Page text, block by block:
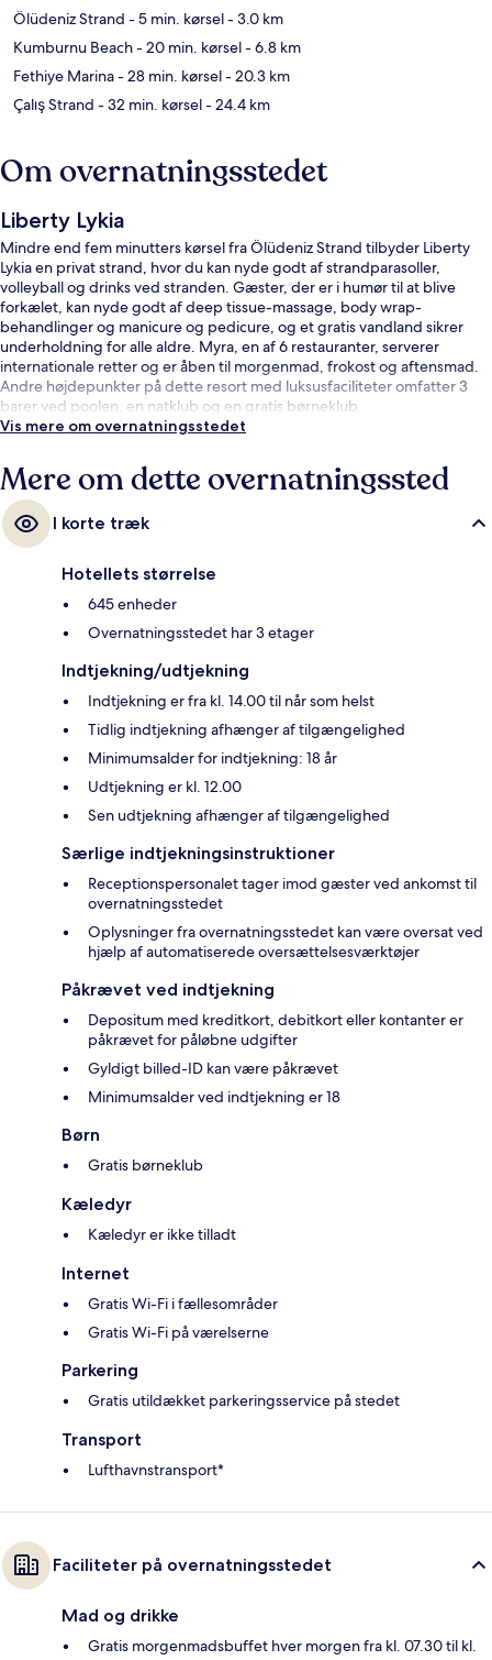
Ölüdeniz Strand - 5 min. kørsel- 3.0 km
Kumburnu Beach- 20 min. kørsel- 6.8 km
Fethiye Marina- 28 min. kørsel- 20.3 km
Çalış Strand - 32 min. kørsel- 24.4 km
Om overnatningsstedet
Liberty Lykia
Mindre end fem minutters kørsel fra Ölüdeniz Strand tilbyder Liberty
Lykia en privat strand, hvor du kan nyde godt af strandparasoller,
volleyball og drinks ved stranden. Gæster, der er i humør til at blive
forkælet, kan nyde godt af deep tissue-massage, body wrap-
behandlinger og manicure og pedicure, og et gratis vandland sikrer
underholdning for alle aldre. Myra, en af 6 restauranter, serverer
internationale retter og er åben til morgenmad, frokost og aftensmad.
Andre højdepunkter på dette resort med luksusfaciliteter omfatter 3
barer ved poolen, en natklub og en gratis børneklub.
Vis mere om overnatningsstedet
Mere om dette overnatningssted
I korte træk
Hotellets størrelse
645 enheder
Overnatningsstedet har 3 etager
Indtjekning/udtjekning
Indtjekning er fra kl. 14.00 til når som helst
Tidlig indtjekning afhænger af tilgængelighed
Minimumsalder for indtjekning: 18 år
Udtjekning er kl. 12.00
Sen udtjekning afhænger af tilgængelighed
Særlige indtjekningsinstruktioner
Receptionspersonalet tager imod gæster ved ankomst til
overnatningsstedet
Oplysninger fra overnatningsstedet kan være oversat ved
hjælp af automatiserede oversættelsesværktøjer
Påkrævet ved indtjekning
Depositum med kreditkort, debitkort eller kontanter er
påkrævet for påløbne udgifter
Gyldigt billed-ID kan være påkrævet
Minimumsalder ved indtjekning er 18
Børn
Gratis børneklub
Kæledyr
Kæledyr er ikke tilladt
Internet
Gratis Wi-Fi i fællesområder
Gratis Wi-Fi på værelserne
Parkering
Gratis utildækket parkeringsservice på stedet
Transport
Lufthavnstransport*
Faciliteter på overnatningsstedet
Mad og drikke
Gratis morgenmadsbuffet hver morgen fra kl. 07.30 til kl.